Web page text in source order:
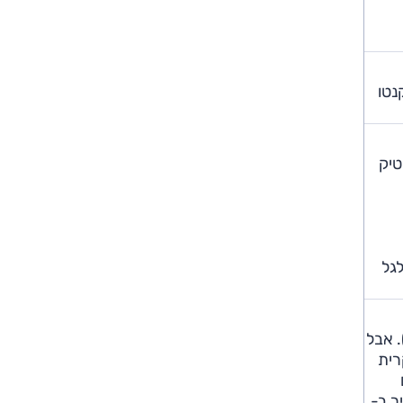
ליטרים), יש גלגל
זה לא הרבה בימינו, גם כשהמשקל העצמי נמוך (991 ק"ג). אבל